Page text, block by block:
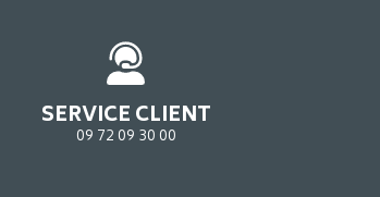
SERVICE CLIENT
09 72 09 30 00